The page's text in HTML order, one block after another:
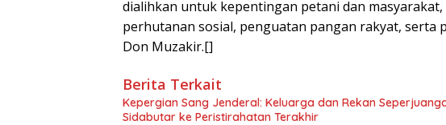
dialihkan untuk kepentingan petani dan
perhutanan sosial, penguatan pangan rakyat, serta
Don Muzakir.[]
Berita Terkait
Kepergian Sang Jenderal: Keluarga dan Rekan
Sidabutar ke Peristirahatan Terakhir